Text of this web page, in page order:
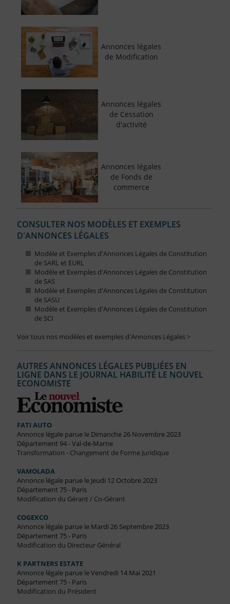
Annonces légales
de Modification
Annonces légales
de Cessation
d'activité
Annonces légales
de Fonds de
commerce
CONSULTER NOS MODÈLES ET EXEMPLES
D'ANNONCES LÉGALES
Modèle et Exemples d'Annonces Légales de Constitution
de SARL et EURL
Modèle et Exemples d'Annonces Légales de Constitution
de SAS
Modèle et Exemples d'Annonces Légales de Constitution
de SASU
Modèle et Exemples d'Annonces Légales de Constitution
de SCI
Voir tous nos modèles et exemples d'Annonces Légales >
AUTRES ANNONCES LÉGALES PUBLIÉES EN
LIGNE DANS LE JOURNAL HABILITÉ LE NOUVEL
ECONOMISTE
FATI AUTO
Annonce légale parue le Dimanche 26 Novembre 2023
Département 94 - Val-de-Marne
Transformation - Changement de Forme Juridique
VAMOLADA
Annonce légale parue le Jeudi 12 Octobre 2023
Département 75 - Paris
Modification du Gérant / Co-Gérant
COGEXCO
Annonce légale parue le Mardi 26 Septembre 2023
Département 75 - Paris
Modification du Directeur Général
K PARTNERS ESTATE
Annonce légale parue le Vendredi 14 Mai 2021
Département 75 - Paris
Modification du Président